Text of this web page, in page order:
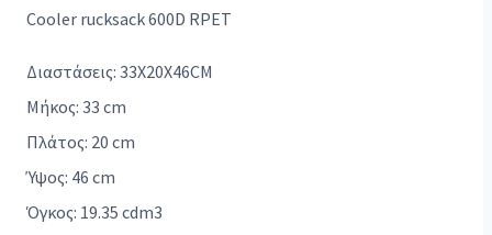
Cooler rucksack 600D RPET
Διαστάσεις: 33X20X46CM
Μήκος: 33 cm
Πλάτος: 20 cm
Ύψος: 46 cm
Όγκος: 19.35 cdm3